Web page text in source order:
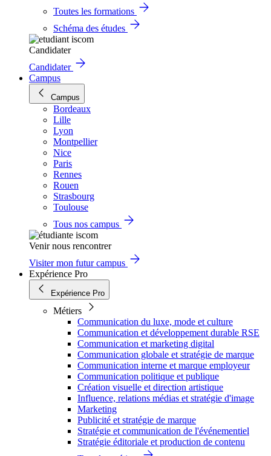
Toutes les formations
Schéma des études
Candidater
Candidater
Campus
Campus
Bordeaux
Lille
Lyon
Montpellier
Nice
Paris
Rennes
Rouen
Strasbourg
Toulouse
Tous nos campus
Venir nous rencontrer
Visiter mon futur campus
Expérience Pro
Expérience Pro
Métiers
Communication du luxe, mode et culture
Communication et développement durable RSE
Communication et marketing digital
Communication globale et stratégie de marque
Communication interne et marque employeur
Communication politique et publique
Création visuelle et direction artistique
Influence, relations médias et stratégie d'image
Marketing
Publicité et stratégie de marque
Stratégie et communication de l'événementiel
Stratégie éditoriale et production de contenu